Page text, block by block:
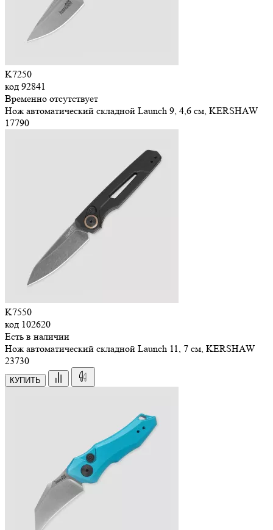
K7250
код 92841
Временно отсутствует
Нож автоматический складной Launch 9, 4,6 см, KERSHAW
17790
K7550
код 102620
Есть в наличии
Нож автоматический складной Launch 11, 7 см, KERSHAW
23730
КУПИТЬ